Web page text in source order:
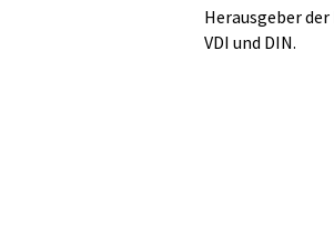
Herausgeber
VDI und DIN.